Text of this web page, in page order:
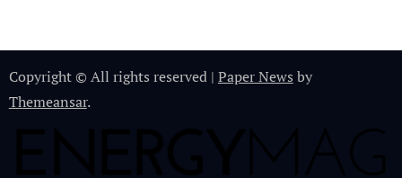
Copyright © All rights reserved | Paper News by
Themeansar.